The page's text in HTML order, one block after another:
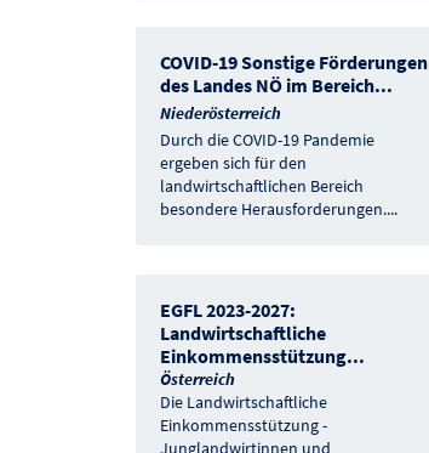
COVID-19 Sonstige Förderungen
des Landes NÖ im Bereich...
Niederösterreich
Durch die COVID-19 Pandemie
ergeben sich für den
landwirtschaftlichen Bereich
besondere Herausforderungen....
EGFL 2023-2027:
Landwirtschaftliche
Einkommensstützung...
Österreich
Die Landwirtschaftliche
Einkommensstützung -
Junglandwirtinnen und